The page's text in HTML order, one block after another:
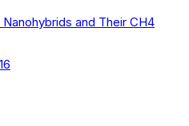
and Their CH4